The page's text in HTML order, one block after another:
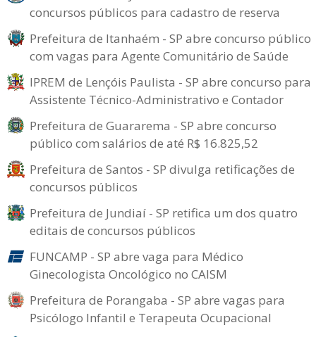
concursos públicos para cadastro de reserva
Prefeitura de Itanhaém - SP abre concurso público
com vagas para Agente Comunitário de Saúde
IPREM de Lençóis Paulista - SP abre concurso para
Assistente Técnico-Administrativo e Contador
Prefeitura de Guararema - SP abre concurso
público com salários de até R$ 16.825,52
Prefeitura de Santos - SP divulga retificações de
concursos públicos
Prefeitura de Jundiaí - SP retifica um dos quatro
editais de concursos públicos
FUNCAMP - SP abre vaga para Médico
Ginecologista Oncológico no CAISM
Prefeitura de Porangaba - SP abre vagas para
Psicólogo Infantil e Terapeuta Ocupacional